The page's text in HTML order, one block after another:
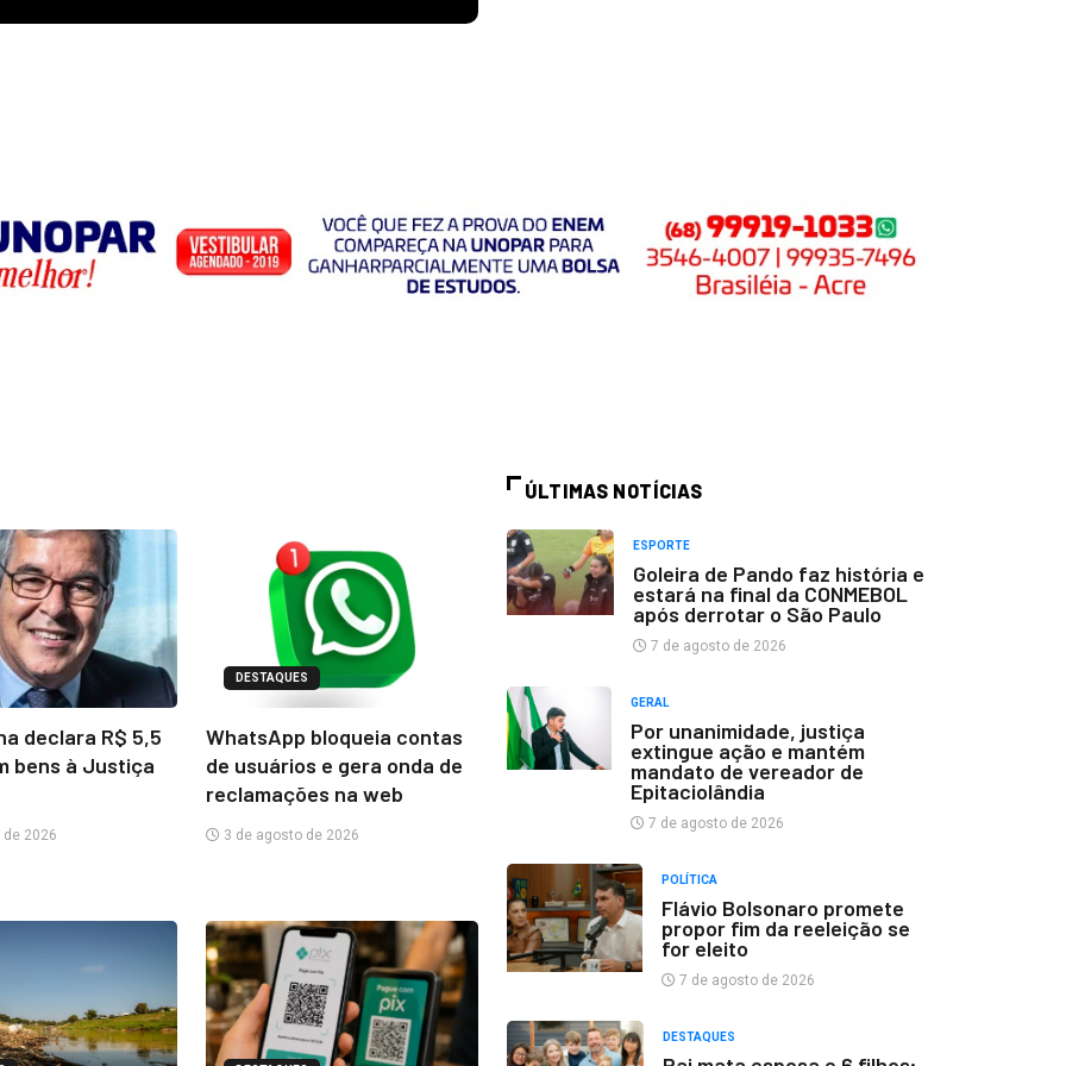
declara R$ 5,5
bens à Justiça
2026
DESTAQUES
WhatsApp bloqueia contas
de usuários e gera onda de
reclamações na web
3 de agosto de 2026
ÚLTIMAS NOTÍCIAS
ESPORTE
Goleira de Pando faz história e
estará na final da CONMEBOL
após derrotar o São Paulo
7 de agosto de 2026
GERAL
Por unanimidade, justiça
extingue ação e mantém
mandato de vereador de
Epitaciolândia
7 de agosto de 2026
POLÍTICA
Flávio Bolsonaro promete
propor fim da reeleição se
for eleito
7 de agosto de 2026
DESTAQUES